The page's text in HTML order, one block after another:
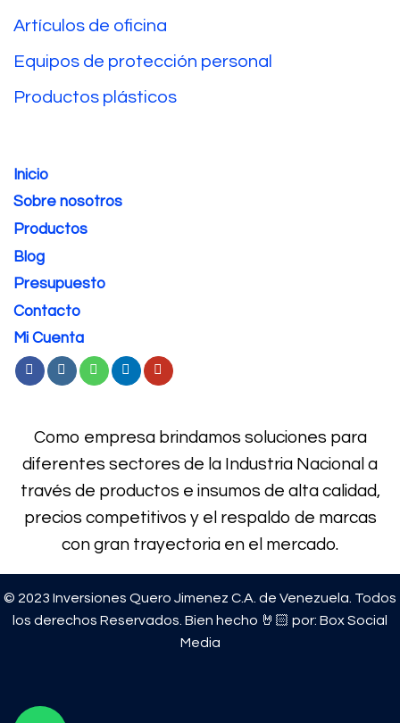
Artículos de oficina
Equipos de protección personal
Productos plásticos
Inicio
Sobre nosotros
Productos
Blog
Presupuesto
Contacto
Mi Cuenta
Como empresa brindamos soluciones para
diferentes sectores de la Industria Nacional a
través de productos e insumos de alta calidad,
precios competitivos y el respaldo de marcas
con gran trayectoria en el mercado.
© 2023 Inversiones Quero Jimenez C.A. de Venezuela. Todos
los derechos Reservados. Bien hecho 🤘🏻 por: Box Social
Media